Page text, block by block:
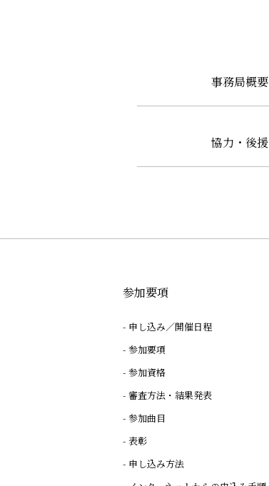
事務局概要
協力・後援
参加要項
申し込み／開催日程
参加要項
参加資格
審査方法・結果発表
参加曲目
表彰
申し込み方法